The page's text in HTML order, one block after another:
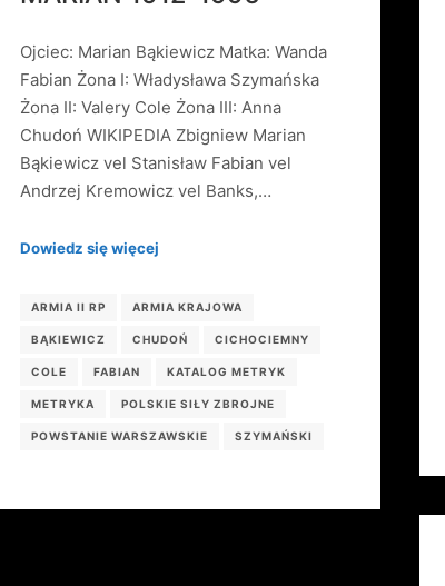
Ojciec: Marian Bąkiewicz Matka: Wanda
Fabian Żona I: Władysława Szymańska
Żona II: Valery Cole Żona III: Anna
Chudoń WIKIPEDIA Zbigniew Marian
Bąkiewicz vel Stanisław Fabian vel
Andrzej Kremowicz vel Banks,…
Dowiedz się więcej
ARMIA II RP ARMIA KRAJOWA
BĄKIEWICZ CHUDOŃ CICHOCIEMNY
COLE FABIAN KATALOG METRYK
METRYKA POLSKIE SIŁY ZBROJNE
POWSTANIE WARSZAWSKIE SZYMAŃSKI